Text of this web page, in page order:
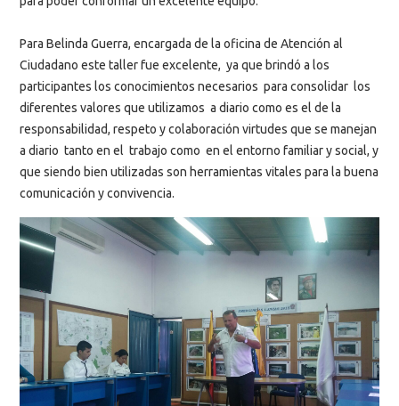
Para Belinda Guerra, encargada de la oficina de Atención al
Ciudadano este taller fue excelente, ya que brindó a los
participantes los conocimientos necesarios para consolidar los
diferentes valores que utilizamos a diario como es el de la
responsabilidad, respeto y colaboración virtudes que se manejan
a diario tanto en el trabajo como en el entorno familiar y social, y
que siendo bien utilizadas son herramientas vitales para la buena
comunicación y convivencia.